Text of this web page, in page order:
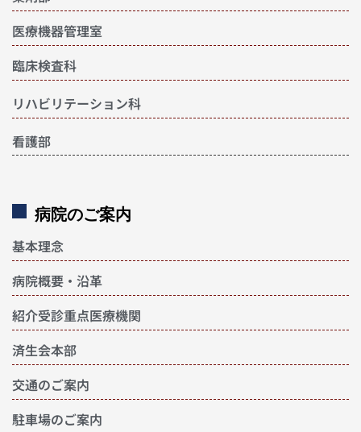
医療機器管理室
臨床検査科
リハビリテーション科
看護部
病院のご案内
基本理念
病院概要・沿革
紹介受診重点医療機関
済生会本部
交通のご案内
駐車場のご案内